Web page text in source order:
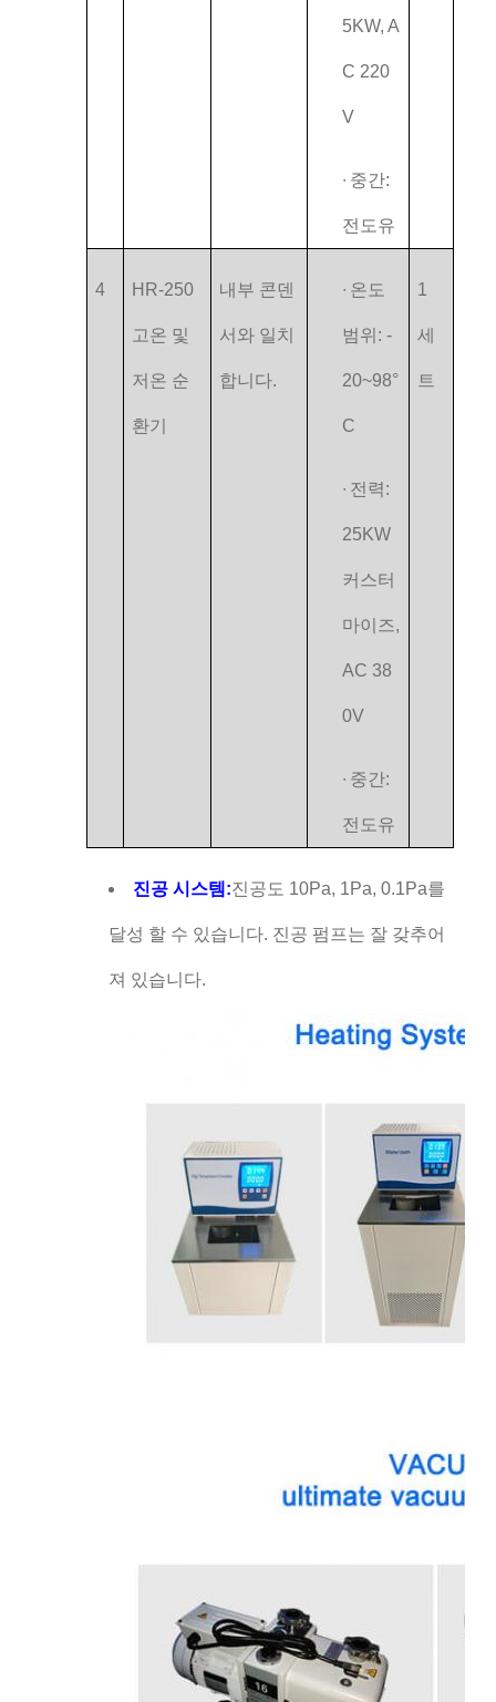
5KW, A
C 220
V
∙ 중간:
전도유
4 HR-250
고온 및
저온 순
환기
내부 콘덴
서와 일치
합니다.
∙ 온도
범위: -
20~98°
C
∙ 전력:
25KW
커스터
마이즈,
AC 38
0V
∙ 중간:
전도유
1
세
트
진공 시스템:진공도 10Pa, 1Pa, 0.1Pa를
달성 할 수 있습니다. 진공 펌프는 잘 갖추어
져 있습니다.